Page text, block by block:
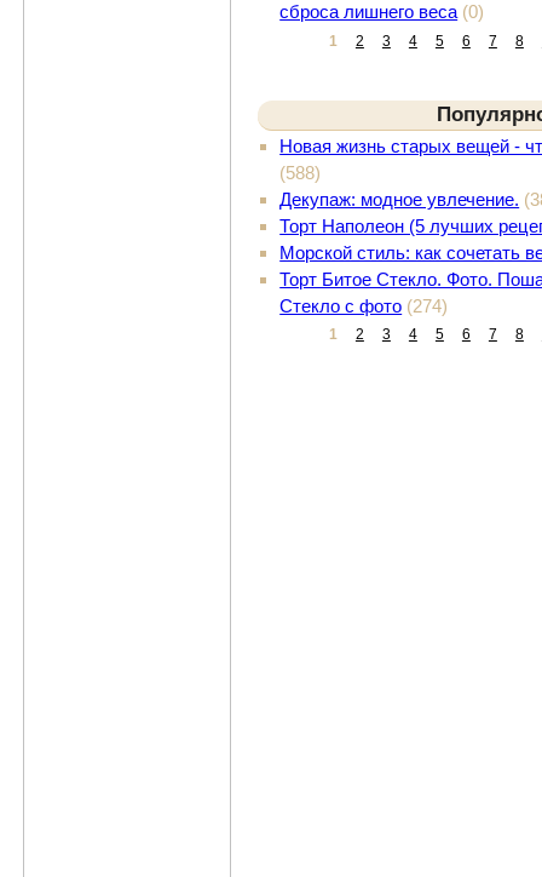
сброса лишнего веса (0)
1 2 3 4 5 6 7 8
Новая жизнь старых вещей -
(588)
Декупаж: модное увлечение.
Торт Наполеон (5 лучших
Морской стиль: как сочетать
Торт Битое Стекло. Фото.
Стекло с фото (274)
1 2 3 4 5 6 7 8